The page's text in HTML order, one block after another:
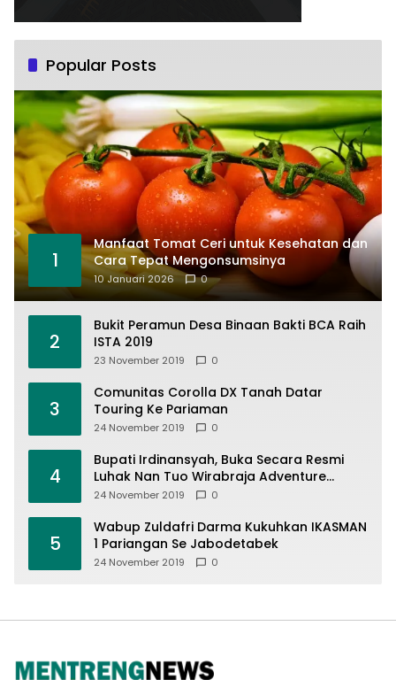
Popular Posts
1
Manfaat Tomat Ceri untuk Kesehatan dan
Cara Tepat Mengonsumsinya
10 Januari 2026 0
2
Bukit Peramun Desa Binaan Bakti BCA Raih
ISTA 2019
23 November 2019 0
3
Comunitas Corolla DX Tanah Datar
Touring Ke Pariaman
24 November 2019 0
4
Bupati Irdinansyah, Buka Secara Resmi
Luhak Nan Tuo Wirabraja Adventure
Offroad 2019
24 November 2019 0
5
Wabup Zuldafri Darma Kukuhkan IKASMAN
1 Pariangan Se Jabodetabek
24 November 2019 0